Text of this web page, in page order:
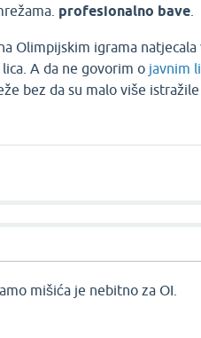
profesionalno bave
Olimpijskim igrama natjecala
A da ne govorim o javnim
bez da su malo više
mišića je nebitno za OI.